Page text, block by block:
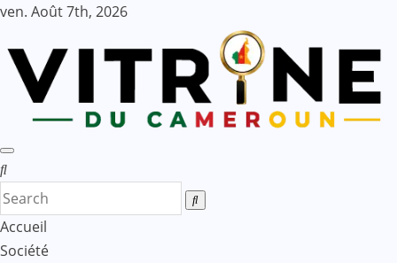
Skip
content
ven. Août 7th, 2026
Accueil
Société